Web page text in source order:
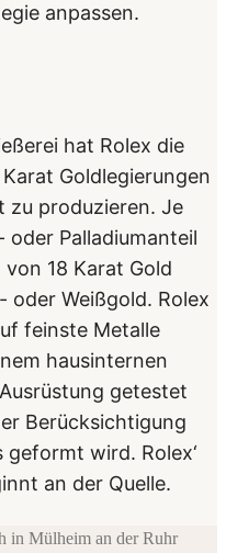
anpassen.
hat Rolex die
Gold­legierungen
zu produzieren. Je
oder Palladium­anteil
18 Karat Gold
oder Weißgold. Rolex
feinste Metalle
hausinternen
getestet
Berücksichtigung
wird. Rolex‘
an der Quelle.